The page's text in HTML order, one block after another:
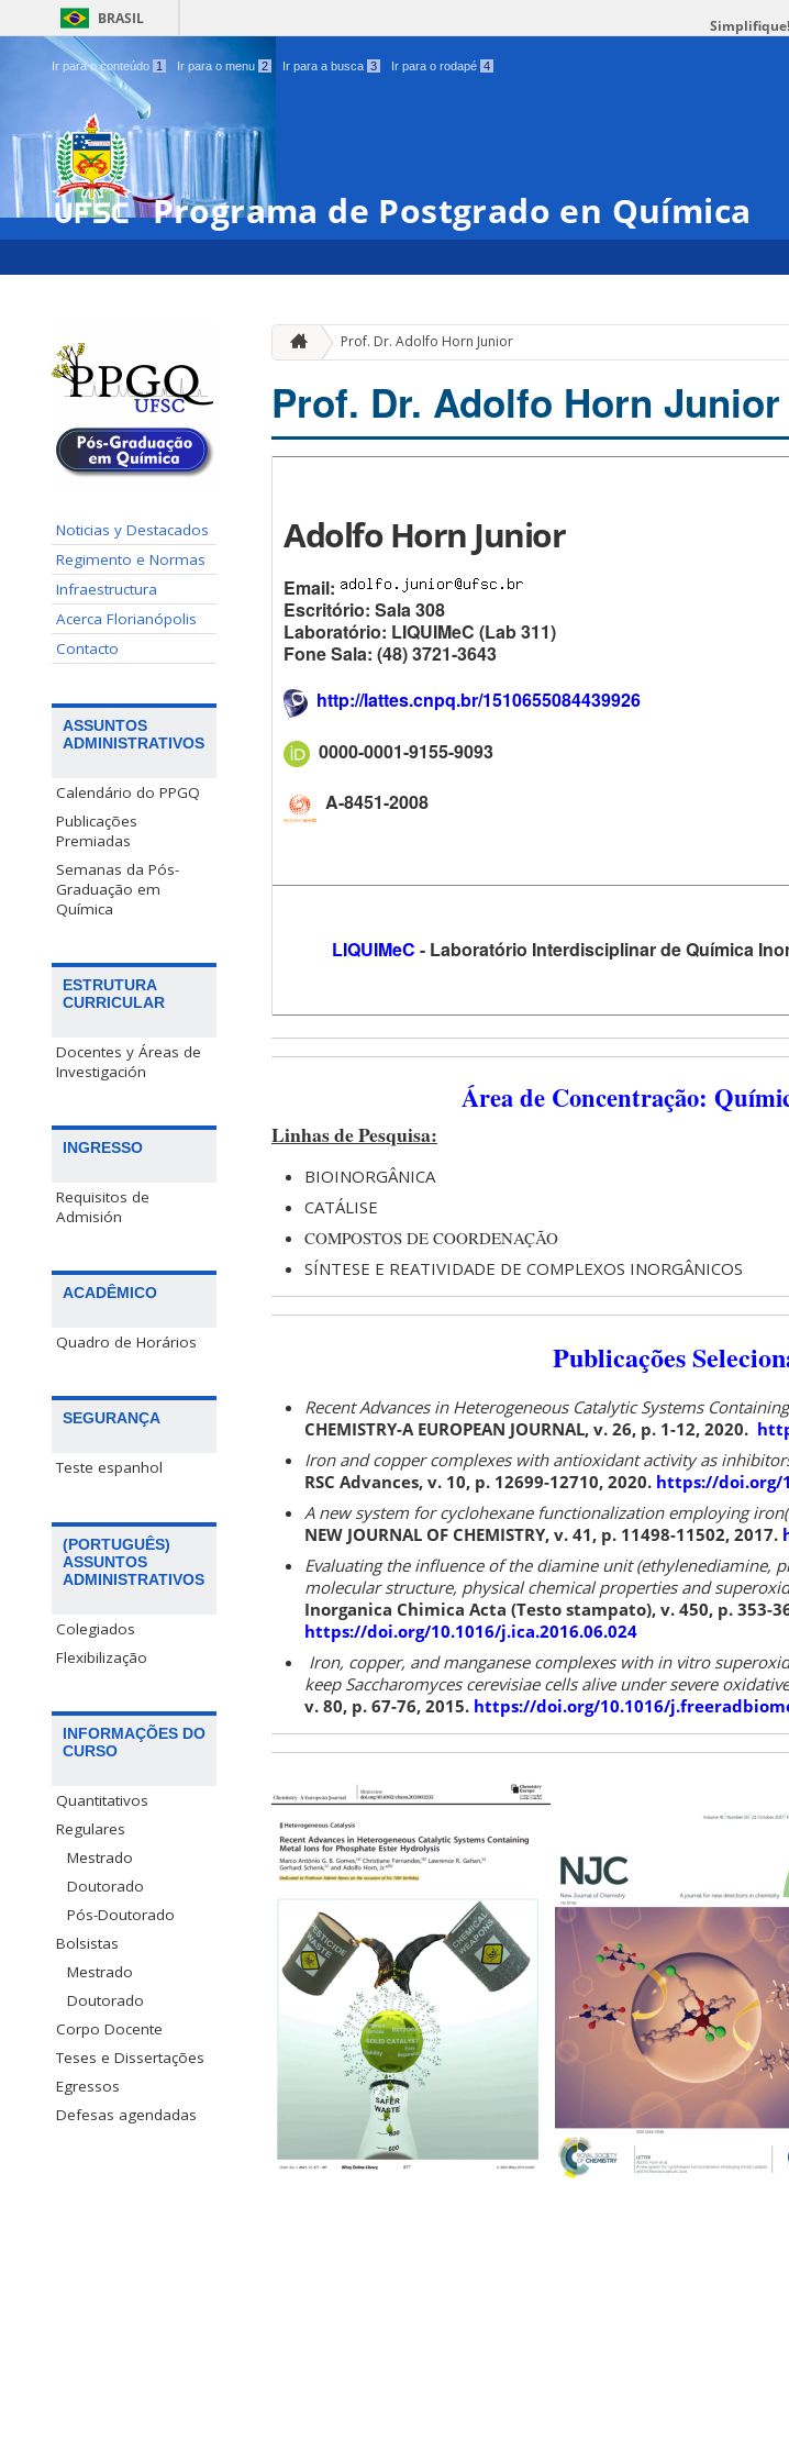
BRASIL Simplifique!
Ir para o conteúdo 1 Ir para o menu 2 Ir para a busca 3 Ir para o rodapé 4
Programa de Postgrado en Química
Noticias y Destacados
Regimento e Normas
Infraestructura
Acerca Florianópolis
Contacto
ASSUNTOS
ADMINISTRATIVOS
Calendário do PPGQ
Publicações
Premiadas
Semanas da Pós-
Graduação em
Química
ESTRUTURA
CURRICULAR
Docentes y Áreas de
Investigación
INGRESSO
Requisitos de
Admisión
ACADÊMICO
Quadro de Horários
SEGURANÇA
Teste espanhol
(PORTUGUÊS)
ASSUNTOS
ADMINISTRATIVOS
Colegiados
Flexibilização
INFORMAÇÕES DO
CURSO
Quantitativos
Regulares
Mestrado
Doutorado
Pós-Doutorado
Bolsistas
Mestrado
Doutorado
Corpo Docente
Teses e Dissertações
Egressos
Defesas agendadas
Prof. Dr. Adolfo Horn Junior
Prof. Dr. Adolfo Horn Junior
Adolfo Horn Junior
Email:
Escritório: Sala 308
Laboratório: LIQUIMeC (Lab 311)
Fone Sala: (48) 3721-3643
http://lattes.cnpq.br/1510655084439926
0000-0001-9155-9093
A-8451-2008
LIQUIMeC - Laboratório Interdisciplinar de Química
Área de Concentração:
Linhas de Pesquisa:
BIOINORGÂNICA
CATÁLISE
COMPOSTOS DE COORDENAÇÃO
SÍNTESE E REATIVIDADE DE COMPLEXOS INORGÂNICOS
Publicações
Recent Advances in Heterogeneous Catalytic Systems
CHEMISTRY-A EUROPEAN JOURNAL, v. 26, p. 1-12, 2020.
Iron and copper complexes with antioxidant activity as
RSC Advances, v. 10, p. 12699-12710, 2020. https://doi.org/
A new system for cyclohexane functionalization employing
NEW JOURNAL OF CHEMISTRY, v. 41, p. 11498-11502, 2017.
Evaluating the influence of the diamine unit (ethylenediamine,
molecular structure, physical chemical properties and
Inorganica Chimica Acta (Testo stampato), v. 450, p. 353-
https://doi.org/10.1016/j.ica.2016.06.024
Iron, copper, and manganese complexes with in vitro
keep Saccharomyces cerevisiae cells alive under severe
v. 80, p. 67-76, 2015. https://doi.org/10.1016/